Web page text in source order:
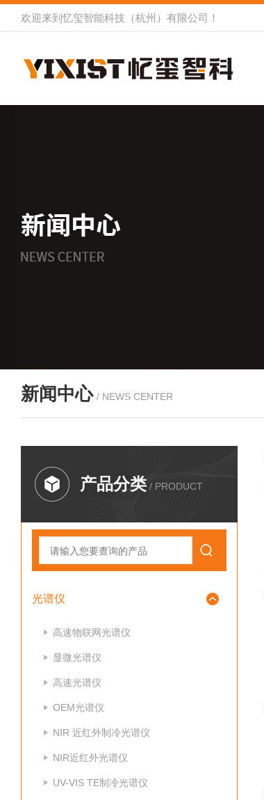
欢迎来到 忆玺智能科技（杭州）有限公司 ！
新闻中心 / NEWS CENTER
产品分类 / PRODUCT
光谱仪
高速物联网光谱仪
显微光谱仪
高速光谱仪
OEM光谱仪
NIR 近红外制冷光谱仪
NIR近红外光谱仪
UV-VIS TE制冷光谱仪